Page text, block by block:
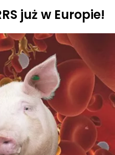
już w Europie!